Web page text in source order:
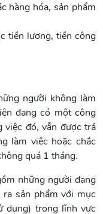
hàng hóa, sản phẩm
tiền lương, tiền công
người không làm
đang có một công
việc đó, vẫn được trả
làm việc hoặc chắc
quá 1 tháng.
những người đang
sản phẩm với mục
dụng) trong lĩnh vực